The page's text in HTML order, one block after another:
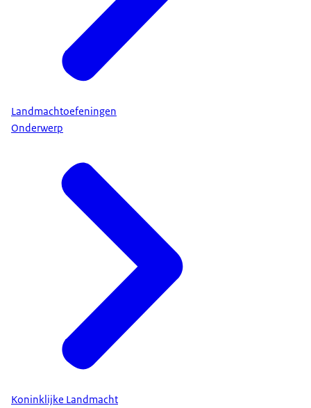
Landmachtoefeningen
Onderwerp
Koninklijke Landmacht